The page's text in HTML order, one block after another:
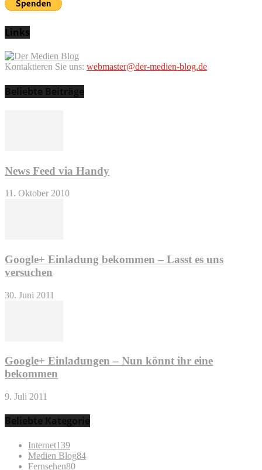
Links
Kontaktieren Sie uns: webmaster@der-medien-blog.de
Beliebte Beiträge
News Feed via Handy
11. Oktober 2010
Google+ Einladung bekommen – Lasst es uns
versuchen
30. Juni 2011
Google+ Einladungen – Nun könnt ihr eine
bekommen
9. Juli 2011
Beliebte Kategorie
Internet139
Medien Blog84
Fernsehen80